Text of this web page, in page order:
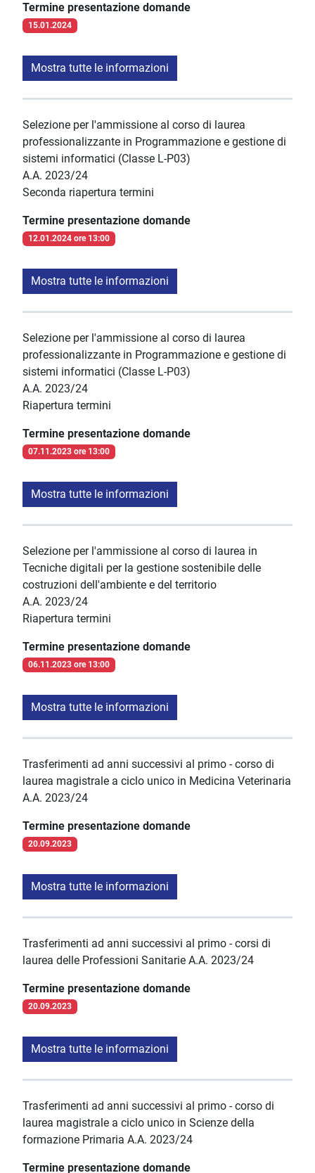
Termine presentazione domande
15.01.2024
Mostra tutte le informazioni
Selezione per l'ammissione al corso di laurea
professionalizzante in Programmazione e gestione di
sistemi informatici (Classe L-P03)
A.A. 2023/24
Seconda riapertura termini
Termine presentazione domande
12.01.2024 ore 13:00
Mostra tutte le informazioni
Selezione per l'ammissione al corso di laurea
professionalizzante in Programmazione e gestione di
sistemi informatici (Classe L-P03)
A.A. 2023/24
Riapertura termini
Termine presentazione domande
07.11.2023 ore 13:00
Mostra tutte le informazioni
Selezione per l'ammissione al corso di laurea in
Tecniche digitali per la gestione sostenibile delle
costruzioni dell'ambiente e del territorio
A.A. 2023/24
Riapertura termini
Termine presentazione domande
06.11.2023 ore 13:00
Mostra tutte le informazioni
Trasferimenti ad anni successivi al primo - corso di
laurea magistrale a ciclo unico in Medicina Veterinaria
A.A. 2023/24
Termine presentazione domande
20.09.2023
Mostra tutte le informazioni
Trasferimenti ad anni successivi al primo - corsi di
laurea delle Professioni Sanitarie A.A. 2023/24
Termine presentazione domande
20.09.2023
Mostra tutte le informazioni
Trasferimenti ad anni successivi al primo - corso di
laurea magistrale a ciclo unico in Scienze della
formazione Primaria A.A. 2023/24
Termine presentazione domande